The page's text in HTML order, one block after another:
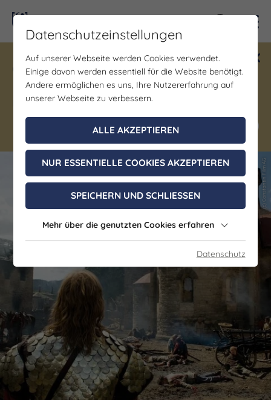
Gewinne ein Blind Date mit Saale-
Unstrut! Teilnahme vom 1.7. - 18.12.
möglich.
Jetzt mitmachen
(c) Constantin Film AG
(c) Constantin Film AG
Datenschutzeinstellungen
Auf unserer Webseite werden Cookies verwendet.
Einige davon werden essentiell für die Website benötigt.
Andere ermöglichen es uns, Ihre Nutzererfahrung auf
unserer Webseite zu verbessern.
ALLE AKZEPTIEREN
NUR ESSENTIELLE COOKIES AKZEPTIEREN
SPEICHERN UND SCHLIESSEN
Mehr über die genutzten Cookies erfahren
Datenschutz